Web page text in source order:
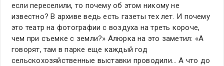
если переселили, то почему об этом никому не
известно? В архиве ведь есть газеты тех лет. И почему
это театр на фотографии с воздуха на треть короче,
чем при съемке с земли?» Алюрка на это заметил: «А
говорят, там в парке еще каждый год
сельскохозяйственные выставки проводили… А что до